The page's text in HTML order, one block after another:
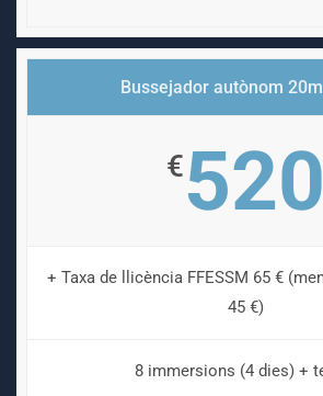
Bussejador autònom
€520
+ Taxa de llicència FFESSM 65 €
45 €)
8 immersions (4 dies) +